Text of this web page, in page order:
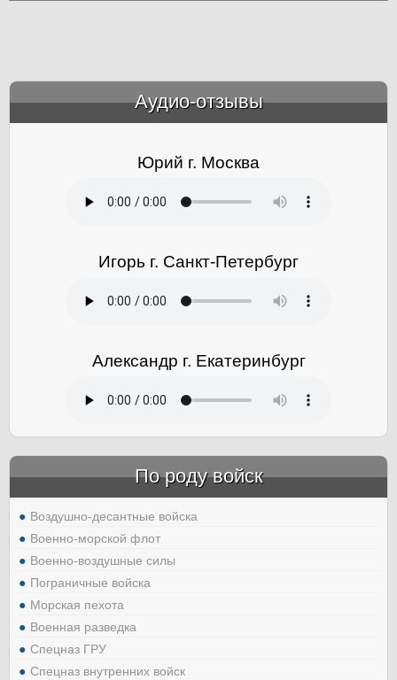
Аудио-отзывы
Юрий г. Москва
Игорь г. Санкт-Петербург
Александр г. Екатеринбург
По роду войск
Воздушно-десантные войска
Военно-морской флот
Военно-воздушные силы
Пограничные войска
Морская пехота
Военная разведка
Спецназ ГРУ
Спецназ внутренних войск